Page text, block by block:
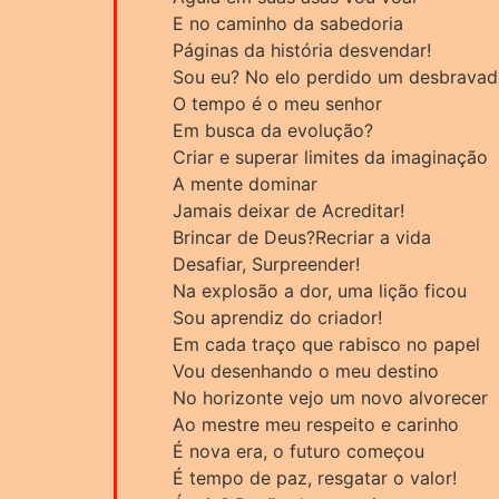
E no caminho da sabedoria
Páginas da história desvendar!
Sou eu? No elo perdido um
O tempo é o meu senhor
Em busca da evolução?
Criar e superar limites da imaginação
A mente dominar
Jamais deixar de Acreditar!
Brincar de Deus?Recriar a vida
Desafiar, Surpreender!
Na explosão a dor, uma lição ficou
Sou aprendiz do criador!
Em cada traço que rabisco no papel
Vou desenhando o meu destino
No horizonte vejo um novo alvorecer
Ao mestre meu respeito e carinho
É nova era, o futuro começou
É tempo de paz, resgatar o valor!